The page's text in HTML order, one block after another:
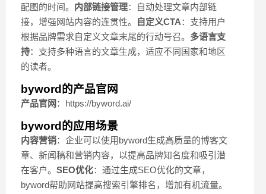
配图的时间。 内部链接管理：自动处理文章内部链
接，增强网站内容的连贯性。
自定义CTA：支持用户
根据品牌需求自定义文章末尾的行动号召。 多语言支
持：支持多种语言的文章生成，适应不同国家和地区
的读者。
byword的产品官网
产品官网 ：https://byword.ai/
byword的应用场景
内容营销：企业可以使用byword生成高质量的博客文
章、新闻稿和营销内容，以提高品牌知名度和吸引潜
在客户。 SEO优化：通过生成SEO优化的文章，
byword帮助网站提高搜索引擎排名，增加有机流量。